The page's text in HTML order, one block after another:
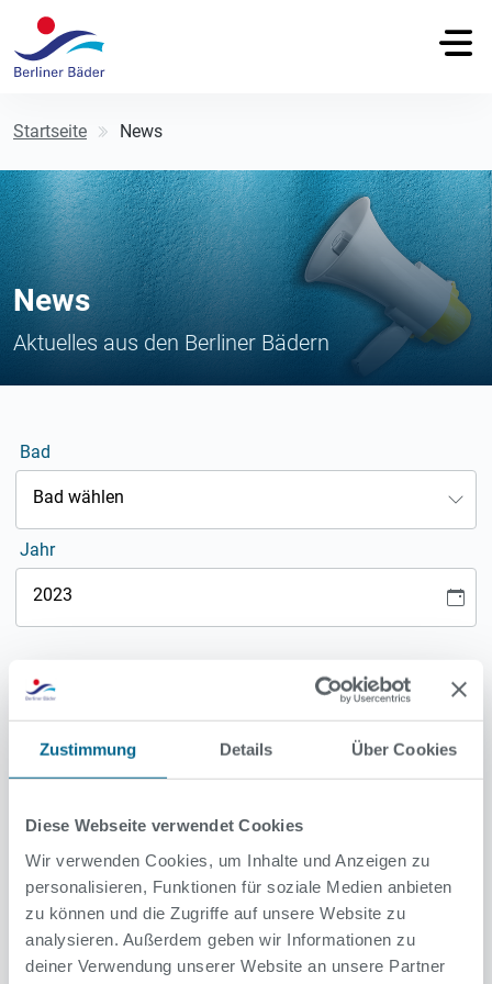
Zustimmung Details Über Cookies
Diese Webseite verwendet Cookies
Wir verwenden Cookies, um Inhalte und Anzeigen zu
personalisieren, Funktionen für soziale Medien anbieten
zu können und die Zugriffe auf unsere Website zu
analysieren. Außerdem geben wir Informationen zu
deiner Verwendung unserer Website an unsere Partner
Startseite News
News
Aktuelles aus den Berliner Bädern
Bad
Bad wählen
Jahr
2023